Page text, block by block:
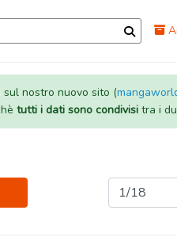
nostro nuovo sito (
tutti i dati sono condivisitra i